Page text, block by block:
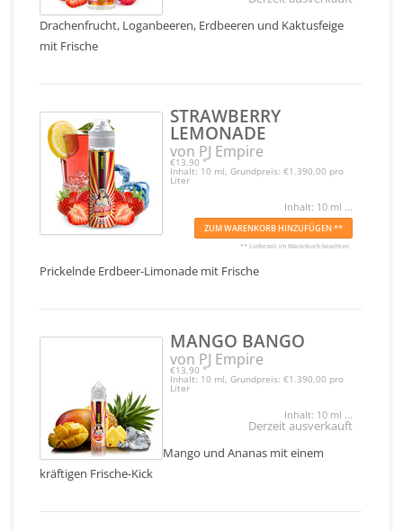
Drachenfrucht, Loganbeeren, Erdbeeren und Kaktusfeige
mit Frische
STRAWBERRY
LEMONADE
von PJ Empire
€13,90 *
Inhalt: 10 ml, Grundpreis: €1.390,00 pro
Liter
Inhalt: 10 ml ...
ZUM WARENKORB HINZUFÜGEN **
** Lieferzeit im Warenkorb beachten
Prickelnde Erdbeer-Limonade mit Frische
MANGO BANGO
von PJ Empire
€13,90 *
Inhalt: 10 ml, Grundpreis: €1.390,00 pro
Liter
Inhalt: 10 ml ...
Derzeit ausverkauft
Mango und Ananas mit einem
kräftigen Frische-Kick